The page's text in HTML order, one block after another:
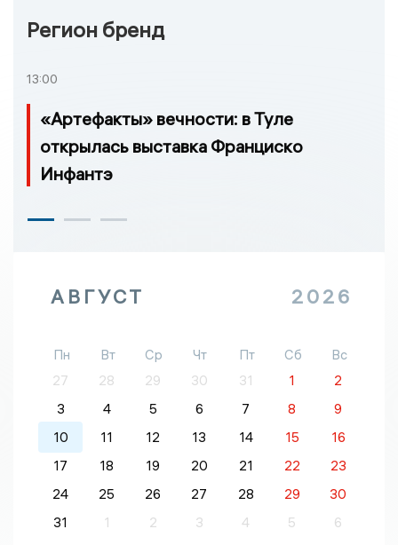
Регион бренд
13:00
«Артефакты» вечности: в Туле
открылась выставка Франциско
Инфантэ
АВГУСТ 2026
Пн Вт Ср Чт Пт Сб
Вс
27
28 29 30 31 1
2
3
4 5 6 7 8
9
10
11 12 13 14 15
16
17
18 19 20 21 22
23
24
25 26 27 28 29
30
31
1 2 3 4 5 6